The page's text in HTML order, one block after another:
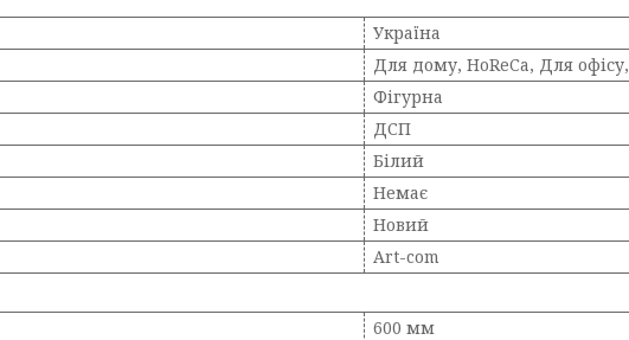
Україна
Для дому, HoReCa, Для
Фігурна
ДСП
Білий
Немає
Новий
Art-com
600 мм